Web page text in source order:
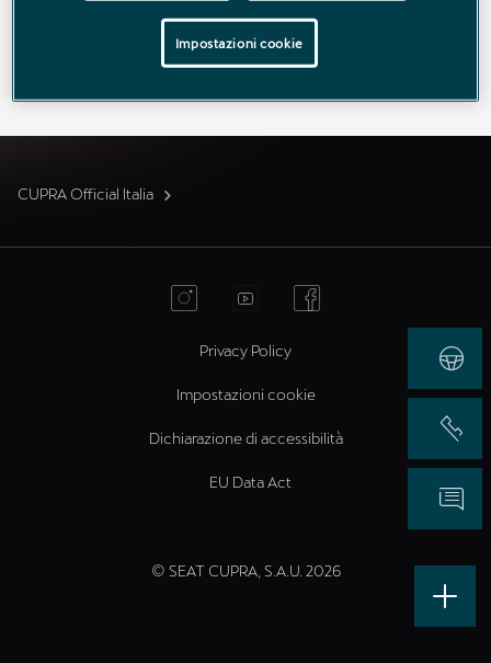
Puoi continuare a esplorare il sito usando il menù di
navigazione qui sopra.
CUPRA Official Italia
Privacy Policy
Impostazioni cookie
Dichiarazione di accessibilità
EU Data Act
© SEAT CUPRA, S.A.U. 2026
Impostazioni cookie